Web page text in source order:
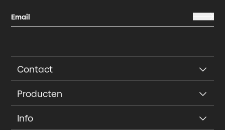
Contact
Producten
Info